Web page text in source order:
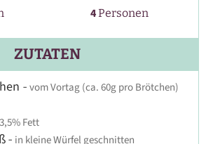
4Personen
ZUTATEN
- vom Vortag (ca. 60g pro Brötchen)
3,5% Fett
- in kleine Würfel geschnitten